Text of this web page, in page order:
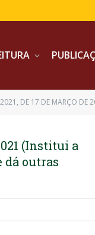
DE 17 DE MARÇO DE 2021
(Institui a
outras